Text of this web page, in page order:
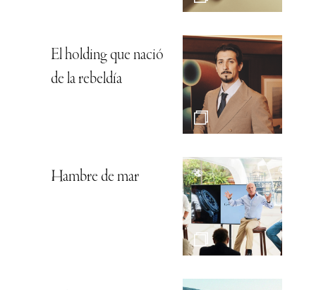
El holding que nació
de la rebeldía
Hambre de mar